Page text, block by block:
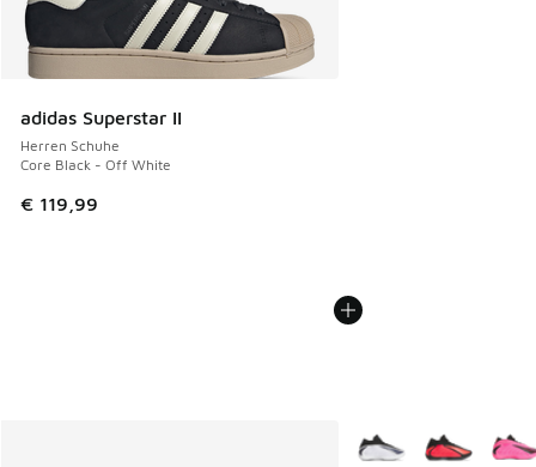
adidas Superstar II
Herren Schuhe
Core Black - Off White
€ 119,99
Weitere Farben